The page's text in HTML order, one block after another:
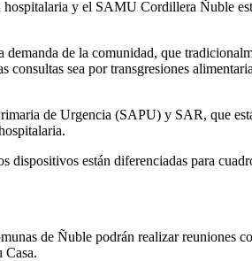
y el SAMU Cordillera Ñuble
de la comunidad, que
sea por transgresiones
de Urgencia (SAPU) y SAR, que
dispositivos están diferenciadas para
de Ñuble podrán realizar reuniones
Casa.